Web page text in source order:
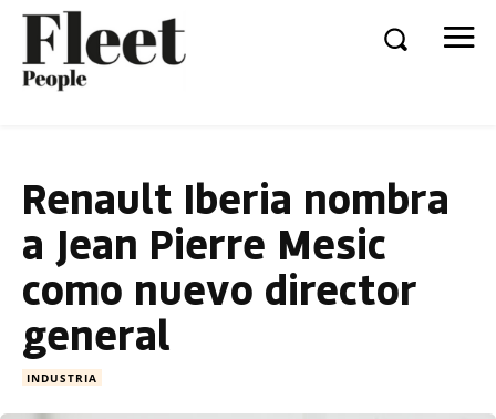
Renault Iberia nombra
a Jean Pierre Mesic
como nuevo director
general
INDUSTRIA